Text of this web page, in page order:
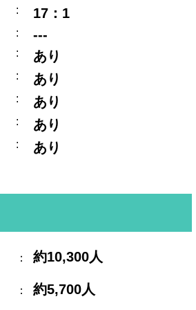
: 17：1
: ---
: あり
: あり
: あり
: あり
: あり
： 約10,300人
： 約5,700人